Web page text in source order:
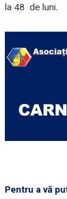
la 48 de luni.
Pentru a vă